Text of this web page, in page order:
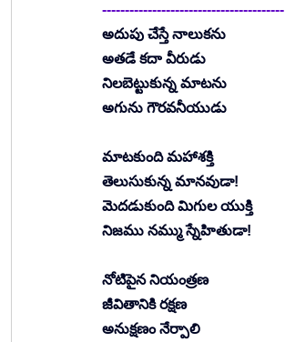
----------------------------------------
అదుపు చేస్తే నాలుకను
అతడే కదా వీరుడు
నిలబెట్టుకున్న మాటను
అగును గౌరవనీయుడు
మాటకుంది మహాశక్తి
తెలుసుకున్న మానవుడా!
మెదడుకుంది మిగుల యుక్తి
నిజము నమ్ము స్నేహితుడా!
నోటిపైన నియంత్రణ
జీవితానికి రక్షణ
అనుక్షణం నేర్పాలి